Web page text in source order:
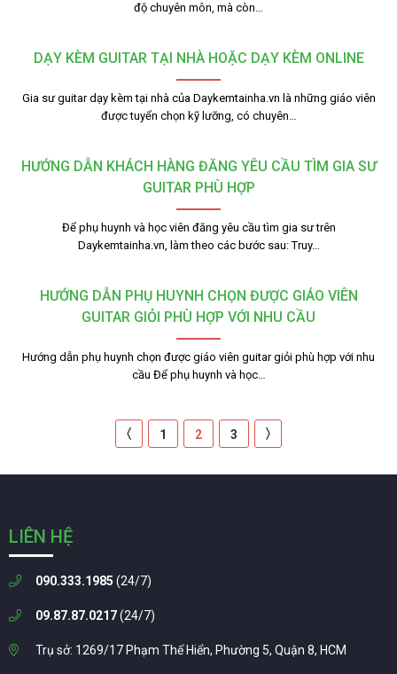
độ chuyên môn, mà còn…
DẠY KÈM GUITAR TẠI NHÀ HOẶC DẠY KÈM ONLINE
Gia sư guitar dạy kèm tại nhà của Daykemtainha.vn là những giáo viên
được tuyển chọn kỹ lưỡng, có chuyên…
HƯỚNG DẪN KHÁCH HÀNG ĐĂNG YÊU CẦU TÌM GIA SƯ
GUITAR PHÙ HỢP
Để phụ huynh và học viên đăng yêu cầu tìm gia sư trên
Daykemtainha.vn, làm theo các bước sau: Truy…
HƯỚNG DẪN PHỤ HUYNH CHỌN ĐƯỢC GIÁO VIÊN
GUITAR GIỎI PHÙ HỢP VỚI NHU CẦU
Hướng dẫn phụ huynh chọn được giáo viên guitar giỏi phù hợp với nhu
cầu Để phụ huynh và học…
〈 1 2 3 〉
LIÊN HỆ
090.333.1985 (24/7)
09.87.87.0217(24/7)
Trụ sở: 1269/17 Phạm Thế Hiển, Phường 5, Quận 8, HCM